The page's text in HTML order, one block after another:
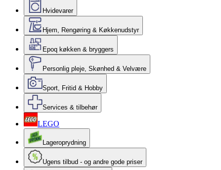
Hvidevarer
Hjem, Rengøring & Køkkenudstyr
Epoq køkken & bryggers
Personlig pleje, Skønhed & Velvære
Sport, Fritid & Hobby
Services & tilbehør
LEGO
Lageroprydning
Ugens tilbud - og andre gode priser